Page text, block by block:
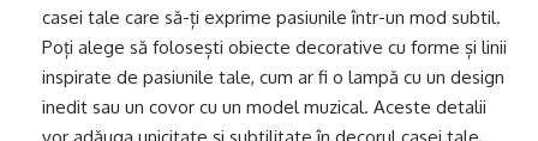
casei tale care să-ți exprime pasiunile într-un mod subtil.
Poți alege să folosești obiecte decorative cu forme și linii
inspirate de pasiunile tale, cum ar fi o lampă cu un design
inedit sau un covor cu un model muzical. Aceste detalii